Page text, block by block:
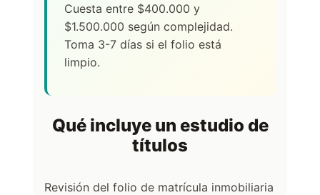
Cuesta entre $400.000 y
$1.500.000 según complejidad.
Toma 3-7 días si el folio está
limpio.
Qué incluye un estudio de
títulos
Revisión del folio de matrícula inmobiliaria